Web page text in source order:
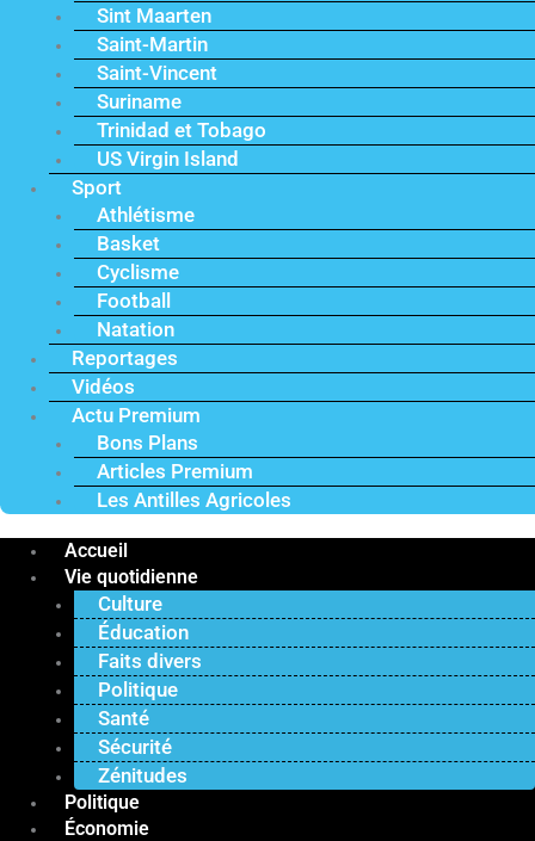
Sint Maarten
Saint-Martin
Saint-Vincent
Suriname
Trinidad et Tobago
US Virgin Island
Sport
Athlétisme
Basket
Cyclisme
Football
Natation
Reportages
Vidéos
Actu Premium
Bons Plans
Articles Premium
Les Antilles Agricoles
Accueil
Vie quotidienne
Culture
Éducation
Faits divers
Politique
Santé
Sécurité
Zénitudes
Politique
Économie